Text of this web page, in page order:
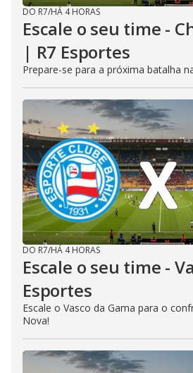
DO R7/HÁ 4 HORAS
Escale o seu time -
| R7 Esportes
Prepare-se para a próxima batalha
DO R7/HÁ 4 HORAS
Escale o seu time -
Esportes
Escale o Vasco da Gama para o
Nova!